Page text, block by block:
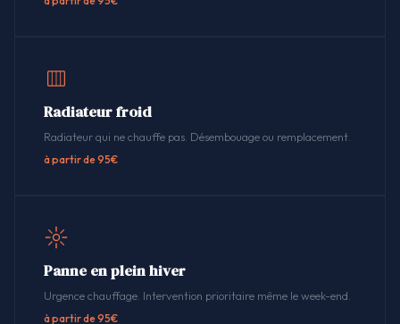
Radiateur froid
Radiateur qui ne chauffe pas. Désembouage ou remplacement.
à partir de 95€
Panne en plein hiver
Urgence chauffage. Intervention prioritaire même le week-end.
à partir de 95€